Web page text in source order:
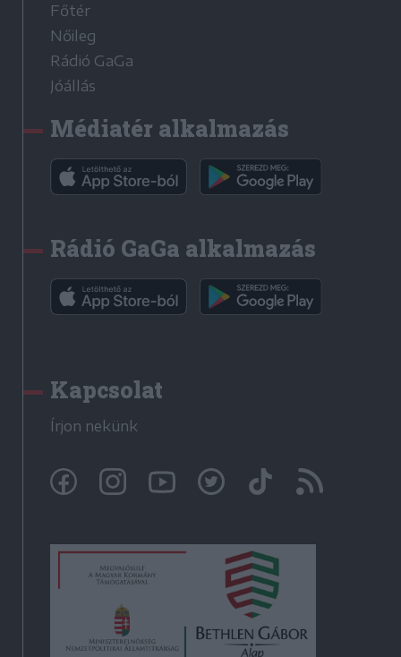
Főtér
Nőileg
Rádió GaGa
Jóállás
Médiatér alkalmazás
Rádió GaGa alkalmazás
Kapcsolat
Írjon nekünk